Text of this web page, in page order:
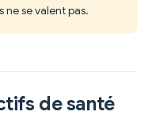
se valent pas.
de santé